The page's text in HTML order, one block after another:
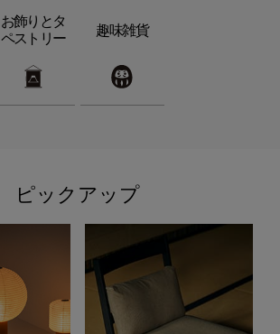
お飾りとタ
ペストリー
趣味雑貨
ピックアップ